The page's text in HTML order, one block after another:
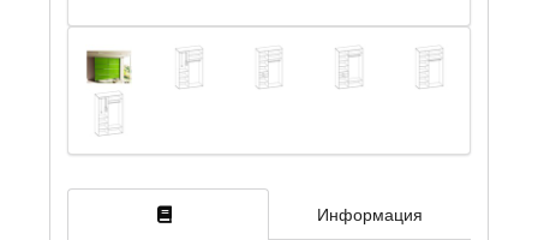
Информация